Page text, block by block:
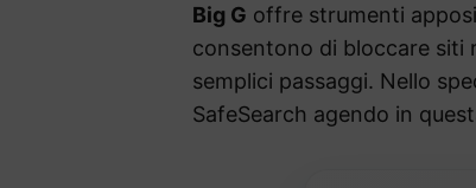
Big G offre strumenti
consentono di bloccare
semplici passaggi. Nello
SafeSearch agendo in